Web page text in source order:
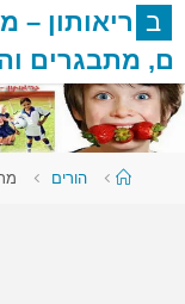
דלגו
לתוכן
ב ריאותון – מ
ם, מתבגרים ו
עמודהורים